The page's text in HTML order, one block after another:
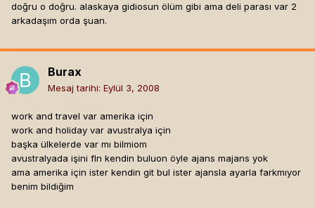
doğru o doğru. alaskaya gidiosun ölüm gibi ama deli parası var 2
arkadaşım orda şuan.
Burax
Mesaj tarihi: Eylül 3, 2008
work and travel var amerika için
work and holiday var avustralya için
başka ülkelerde var mı bilmiom
avustralyada işini fln kendin buluon öyle ajans majans yok
ama amerika için ister kendin git bul ister ajansla ayarla farkmıyor
benim bildiğim